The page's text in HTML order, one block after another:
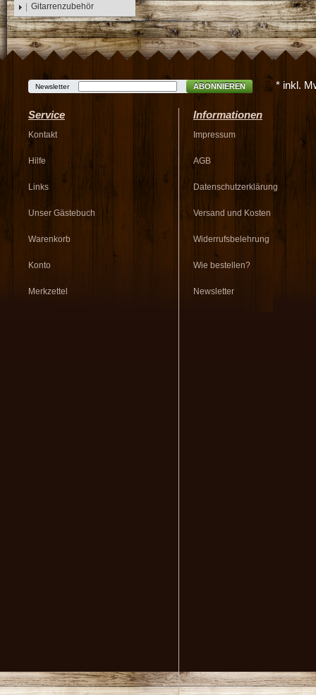
Gitarrenzubehör
Newsletter ABONNIEREN * inkl.
Service
Kontakt
Hilfe
Links
Unser Gästebuch
Warenkorb
Konto
Merkzettel
Informationen
Impressum
AGB
Datenschutzerklärung
Versand und Kosten
Widerrufsbelehrung
Wie bestellen?
Newsletter